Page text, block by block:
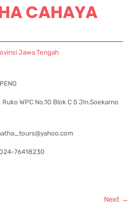
CAHAYA
Jawa Tengah
Ruko WPC No.10 Blok C 5 Jln.Soekarno
76418230
Next →